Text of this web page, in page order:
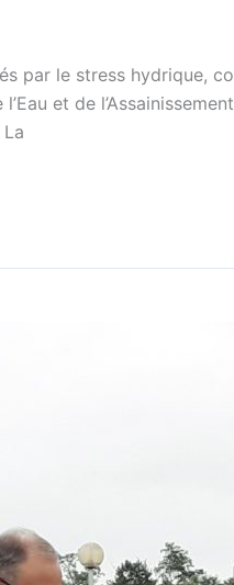
par le stress hydrique,
et de